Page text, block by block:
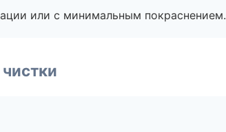
или с минимальным покраснением.